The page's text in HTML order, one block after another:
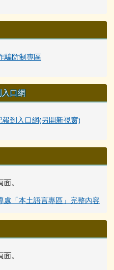
口網
。
處「本土語言專區」完整內容
。